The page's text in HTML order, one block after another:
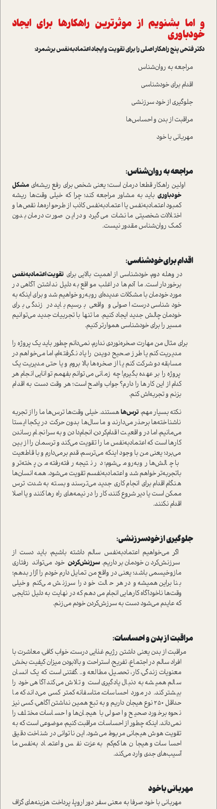
و اما بشنویم از موثرترین راهکارها برای ایجاد
خودباوری
دکتر فتحی پنج راهکار اصلی را برای تقویت و ایجاد اعتمادبه‌نفس برشمرد:
مراجعه به روان‌شناس
اقدام برای خودشناسی
جلوگیری از خود سرزنشی
مراقبت از بدن و احساس‌ها
مهربانی با خود
مراجعه به روان‌شناس:
اولین راهکار قطعا درمان است؛ یعنی شخص برای رفع ریشه‌ای مشکل
خودباوری باید به مشاور مراجعه کند؛ چرا که خیلی وقت‌ها ریشه
کمبود اعتمادبه‌نفس یا اعتمادبه‌نفس کاذب از طرحواره‌ها، نقص‌ها و
اختلالات شخصیتی ما نشات می‌گیرد و در این صورت درمان بدون
کمک روان‌شناس مقدور نیست.
اقدام برای خودشناسی:
در وهله دوم، خودشناسی از اهمیت بالایی برای تقویت اعتمادبه‌نفس
برخوردار است. ما آدم‌ها در اغلب مواقع به دلیل نداشتن آگاهی در
مورد خودمان با مشکلات عدیده‌ای روبه‌رو خواهیم شد و برای اینکه به
خودشناسی درست، اصولی و واقعی برسیم باید در زندگی برای
خودمان چالش جدید ایجاد کنیم. ما تنها با تجربیات جدید می‌توانیم
مسیر را برای خودشناسی هموارتر کنیم.
برای مثال من مهارت صخره‌نوردی ندارم، نمی‌دانم چطور باید یک پروژه را
مدیریت کنم یا طرز صحیح دویدن را یاد نگرفته‌ام، اما می‌خواهم در
مسابقه دو شرکت کنم یا از صخره‌ها بالا بروم و یا حتی مدیریت یک
پروژه را بر عهده بگیرم! چه زمانی می‌توانم بفهمم توانایی انجام هر
کدام از این کارها را دارم؟ جواب واضح است؛ هر وقت دست به اقدام
بزنم و تجربه‌اش کنم.
نکته بسیار مهم، ترس‌هاهستند. خیلی وقت‌ها ترس‌ها ما را از تجربه
ناشناخته‌ها برحذر می‌دارند و ما سال‌ها بدون حرکت در یکجا ایستا
می‌مانیم، اما در واقعیت اقدام‌کردن، انجام‌دادن و به سرانجام‌رساندن
کارها است که اعتمادبه‌نفس ما را تقویت می‌کند و ترسمان را از بین
می‌برد؛ یعنی من با وجود اینکه می‌ترسم، قدم برمی‌دارم و با قاطعیت
با چالش‌ها روبه‌رو می‌شوم؛ در نتیجه رفته‌رفته من پخته‌تر و
با‌تجربه‌تر خواهم شد و اعتمادبه‌نفسم تقویت می‌شود. همه انسان‌ها
هنگام اقدام برای انجام کاری جدید می‌ترسند و بسته به شدت ترس
ممکن است یا دیر شروع کنند، کار را در نیمه‌های راه رها کنند و یا اصلا
اقدام نکنند.
جلوگیری از خود‌سرزنشی:
اگر می‌خواهیم اعتمادبه‌نفس سالم داشته باشیم، باید دست از
سرزنش‌کردن خودمان برداریم.سرزنش‌کردن خود می‌تواند رفتاری
مازوخیسمی باشد؛ یعنی در واقع من تمایل دارم خودم را آزار بدهم؛
بنابراین همیشه و در هر حالت خود را سرزنش می‌کنم و خیلی
وقت‌ها ناخودآگاه کارهایی انجام می دهم که در نهایت به دلیل نتایجی
که عایدم می‌شود دست به سرزش‌کردن خودم می‌زنم.
مراقبت از بدن و احساسات:
مراقبت از بدن یعنی داشتن رژیم غذایی درست، خواب کافی، معاشرت با
افراد سالم در اجتماع، تفریح، استراحت و بالا‌بودن میزان کیفیت بخش
معنویات زندگی، کار، تحصیل، مطالعه و...گفتنی است که یک انسان
سالم همیشه به دنبال یادگیری است و تلاش می‌کند آگاهی خود را
بیشتر کند. در مورد احساسات، متاسفانه کمتر کسی می‌داند که ما
حداقل 250 نوع هیجان داریم و به تبع همین نداشتن آگاهی، کسی نیز
نحوه برخورد صحیح و اصولی با هیجان‌ها و احساسات مختلف را
نمی‌داند. اینکه چطور از احساسات مراقبت کنیم، موضوعی است که به
تقویت هوش هیجانی مربوط می‌شود. این ناتوانی در شناخت دقیق
احساسات و هیجان‌ها کم‌کم به عزت‌نفس و اعتمادبه‌نفس ما
آسیب‌های جدی وارد می‌کند.
مهربانی با خود
مهربانی با خود صرفا به معنی سفر دور اروپا، پرداخت هزینه‌های گزاف